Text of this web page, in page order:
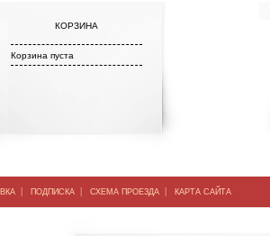
КОРЗИНА
Корзина пуста
| ПОДПИСКА | СХЕМА ПРОЕЗДА | КАРТА САЙТА